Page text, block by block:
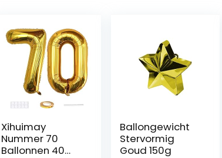
Xihuimay
Nummer 70
Ballonnen 40
Ballongewicht
Stervormig
Goud 150g